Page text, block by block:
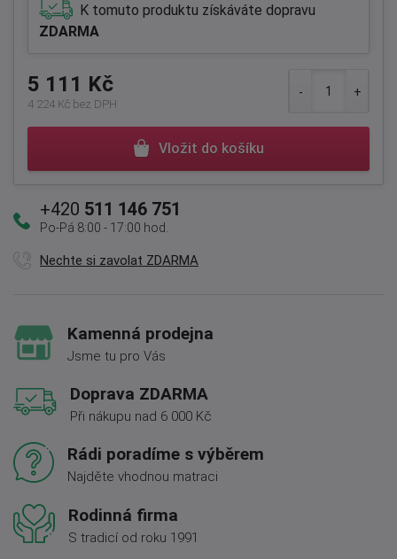
K tomuto produktu získáváte dopravu
ZDARMA
5 111 Kč
4 224 Kč bez DPH
Vložit do košíku
+420 511 146 751
Po-Pá 8:00 - 17:00 hod.
Nechte si zavolat ZDARMA
Kamenná prodejna
Jsme tu pro Vás
Doprava ZDARMA
Při nákupu nad 6 000 Kč
Rádi poradíme s výběrem
Najděte vhodnou matraci
Rodinná firma
S tradicí od roku 1991